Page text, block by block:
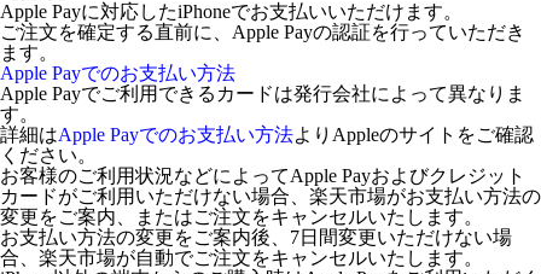
Apple Payに対応したiPhoneでお支払いいただけます。
ご注文を確定する直前に、Apple Payの認証を行っていただき
ます。
Apple Payでのお支払い方法
Apple Payでご利用できるカードは発行会社によって異なりま
す。
詳細はApple Payでのお支払い方法よりAppleのサイトをご確認
ください。
お客様のご利用状況などによってApple Payおよびクレジット
カードがご利用いただけない場合、楽天市場がお支払い方法の
変更をご案内、またはご注文をキャンセルいたします。
お支払い方法の変更をご案内後、7日間変更いただけない場
合、楽天市場が自動でご注文をキャンセルいたします。